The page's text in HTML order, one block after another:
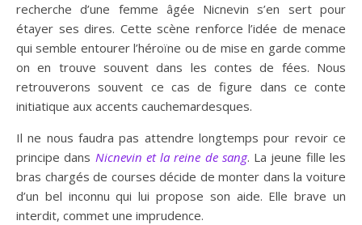
recherche d’une femme âgée Nicnevin s’en sert pour
étayer ses dires. Cette scène renforce l’idée de menace
qui semble entourer l’héroïne ou de mise en garde comme
on en trouve souvent dans les contes de fées. Nous
retrouverons souvent ce cas de figure dans ce conte
initiatique aux accents cauchemardesques.
Il ne nous faudra pas attendre longtemps pour revoir ce
principe dans Nicnevin et la reine de sang. La jeune fille les
bras chargés de courses décide de monter dans la voiture
d’un bel inconnu qui lui propose son aide. Elle brave un
interdit, commet une imprudence.